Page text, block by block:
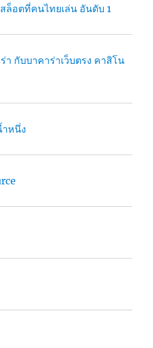
ล็อตที่คนไทยเล่น อันดับ 1
า กับบาคาร่าเว็บตรง คาสิโน
หนึ่ง